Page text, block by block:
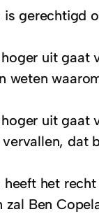
gerechtigd
uit gaat
weten
uit
dat
het
Ben